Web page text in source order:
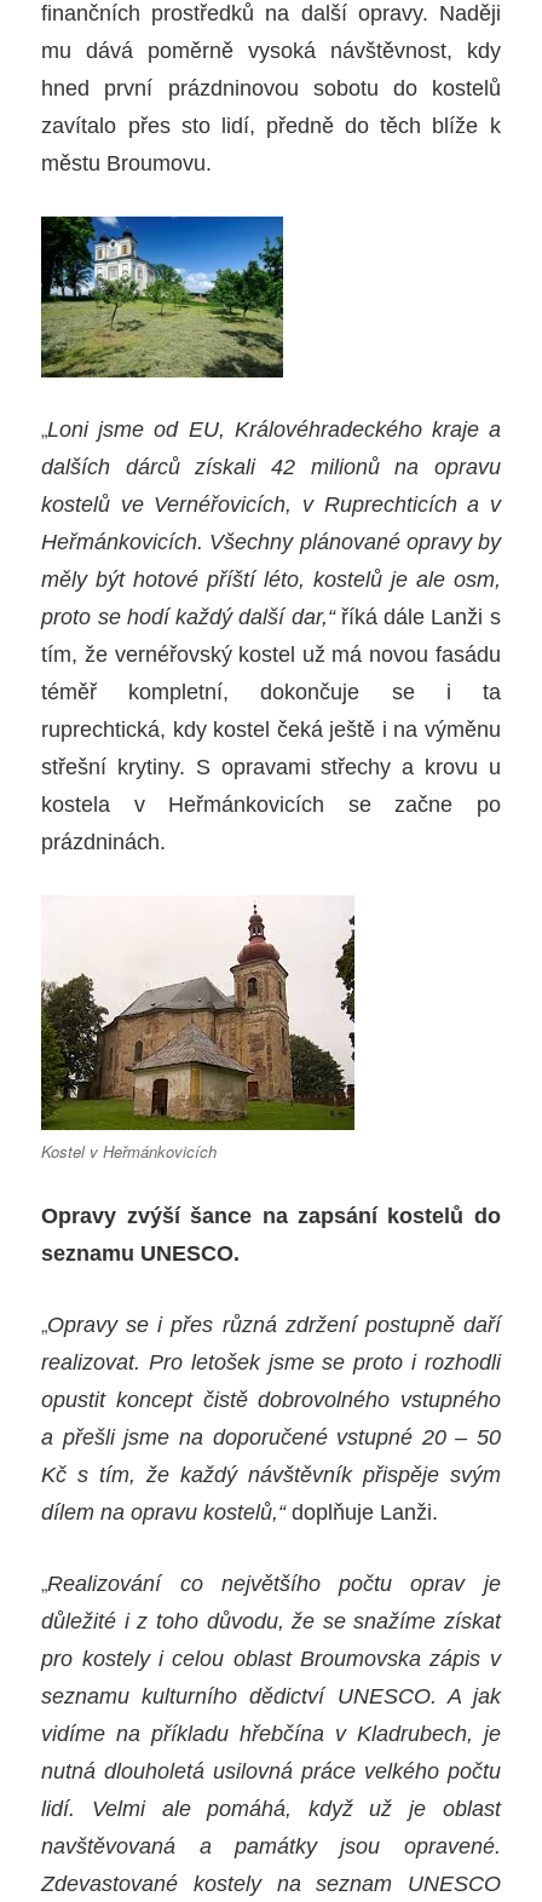
finančních prostředků na další opravy. Naději
mu dává poměrně vysoká návštěvnost, kdy
hned první prázdninovou sobotu do kostelů
zavítalo přes stolidí, předně do těch blíže k
městu Broumovu.
„Loni jsme od EU, Královéhradeckého kraje a
dalších dárců získali 42 milionů na opravu
kostelů ve Vernéřovicích, v Ruprechticích a v
Heřmánkovicích. Všechny plánované opravy by
měly být hotové příští léto, kostelů je ale osm,
proto se hodí každý další dar,“říká dále Lanži s
tím, že vernéřovský kostel už má novou fasádu
téměř kompletní, dokončuje se i ta
ruprechtická, kdy kostel čeká ještě i na výměnu
střešní krytiny. S opravami střechy a krovu u
kostela v Heřmánkovicích se začne po
prázdninách.
Kostel v Heřmánkovicích
Opravy zvýší šance na zapsání kostelů do
seznamu UNESCO.
„Opravy se i přes různá zdržení postupně daří
realizovat. Pro letošek jsme se proto i rozhodli
opustit koncept čistě dobrovolného vstupného
a přešli jsme na doporučené vstupné 20 – 50
Kč s tím, že každý návštěvník přispěje svým
dílem na opravu kostelů,“doplňuje Lanži.
„Realizování co největšího počtu oprav je
důležité i z toho důvodu, že se snažíme získat
pro kostely i celou oblast Broumovska zápis v
seznamu kulturního dědictví UNESCO. A jak
vidíme na příkladu hřebčína v Kladrubech, je
nutná dlouholetá usilovná práce velkého počtu
lidí. Velmi ale pomáhá, když už je oblast
navštěvovaná a památky jsou opravené.
Zdevastované kostely na seznam UNESCO